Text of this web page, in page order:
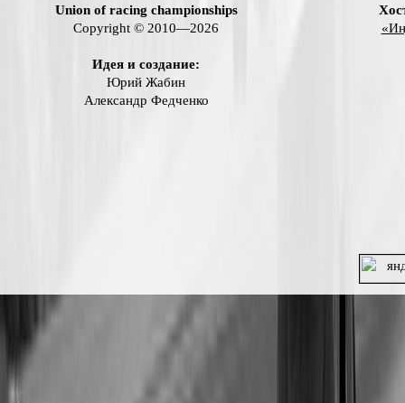
Union of racing championships
Copyright © 2010—2026
Идея и создание:
Юрий Жабин
Александр Федченко